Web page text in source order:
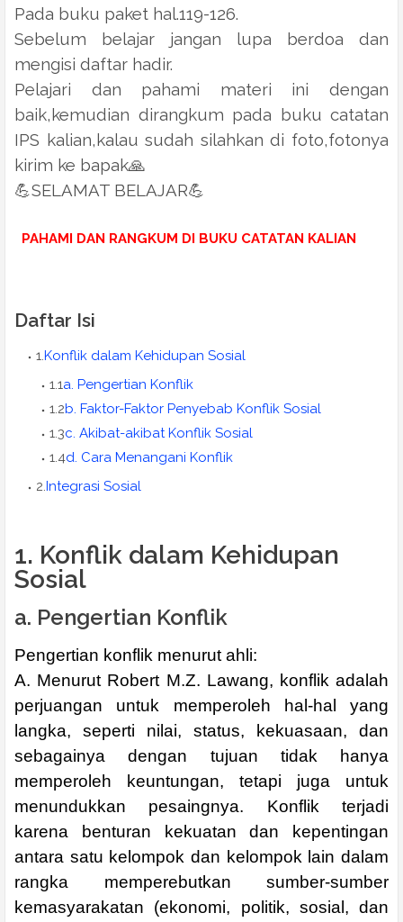
Pada buku paket hal.119-126.
Sebelum belajar jangan lupa berdoa dan
mengisi daftar hadir.
Pelajari dan pahami materi ini dengan
baik,kemudian dirangkum pada buku catatan
IPS kalian,kalau sudah silahkan di foto,fotonya
kirim ke bapak🙏
💪SELAMAT BELAJAR💪
PAHAMI DAN RANGKUM DI BUKU CATATAN KALIAN
Daftar Isi
1.Konflik dalam Kehidupan Sosial
1.1a. Pengertian Konflik
1.2b. Faktor-Faktor Penyebab Konflik Sosial
1.3c. Akibat-akibat Konflik Sosial
1.4d. Cara Menangani Konflik
2. Integrasi Sosial
1. Konflik dalam Kehidupan
Sosial
a. Pengertian Konflik
Pengertian konflik menurut ahli:
A. Menurut Robert M.Z. Lawang, konflik adalah
perjuangan untuk memperoleh hal-hal yang
langka, seperti nilai, status, kekuasaan, dan
sebagainya dengan tujuan tidak hanya
memperoleh keuntungan, tetapi juga untuk
menundukkan pesaingnya. Konflik terjadi
karena benturan kekuatan dan kepentingan
antara satu kelompok dan kelompok lain dalam
rangka memperebutkan sumber-sumber
kemasyarakatan (ekonomi, politik, sosial, dan